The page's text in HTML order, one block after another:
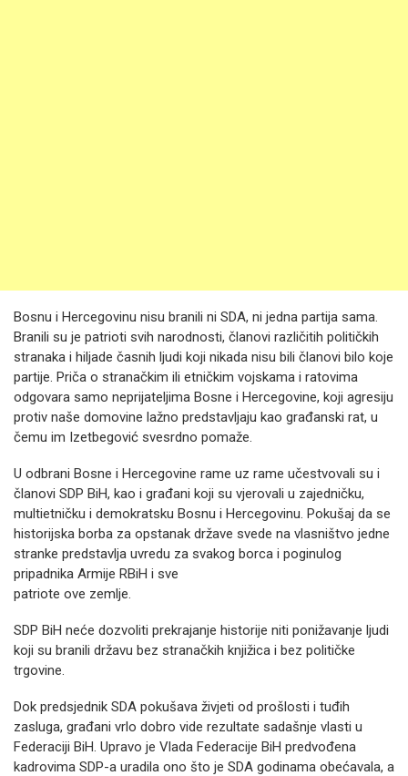
Bosnu i Hercegovinu nisu branili ni SDA, ni jedna partija sama.
Branili su je patrioti svih narodnosti, članovi različitih političkih
stranaka i hiljade časnih ljudi koji nikada nisu bili članovi bilo koje
partije. Priča o stranačkim ili etničkim vojskama i ratovima
odgovara samo neprijateljima Bosne i Hercegovine, koji agresiju
protiv naše domovine lažno predstavljaju kao građanski rat, u
čemu im Izetbegović svesrdno pomaže.
U odbrani Bosne i Hercegovine rame uz rame učestvovali su i
članovi SDP BiH, kao i građani koji su vjerovali u zajedničku,
multietničku i demokratsku Bosnu i Hercegovinu. Pokušaj da se
historijska borba za opstanak države svede na vlasništvo jedne
stranke predstavlja uvredu za svakog borca i poginulog
pripadnika Armije RBiH i sve
patriote ove zemlje.
SDP BiH neće dozvoliti prekrajanje historije niti ponižavanje ljudi
koji su branili državu bez stranačkih knjižica i bez političke
trgovine.
Dok predsjednik SDA pokušava živjeti od prošlosti i tuđih
zasluga, građani vrlo dobro vide rezultate sadašnje vlasti u
Federaciji BiH. Upravo je Vlada Federacije BiH predvođena
kadrovima SDP-a uradila ono što je SDA godinama obećavala, a